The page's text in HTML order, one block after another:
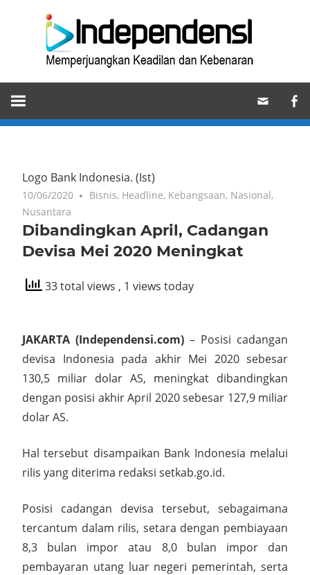
Memperjuangkan
Keadilan
dan
Logo Bank Indonesia. (Ist)
10/06/2020 Bisnis, Headline, Kebangsaan, Nasional,
Nusantara
Dibandingkan April, Cadangan
Devisa Mei 2020 Meningkat
33 total views , 1 views today
JAKARTA (Independensi.com) – Posisi cadangan
devisa Indonesia pada akhir Mei 2020 sebesar
130,5 miliar dolar AS, meningkat dibandingkan
dengan posisi akhir April 2020 sebesar 127,9 miliar
dolar AS.
Hal tersebut disampaikan Bank Indonesia melalui
rilis yang diterima redaksi setkab.go.id.
Posisi cadangan devisa tersebut, sebagaimana
tercantum dalam rilis, setara dengan pembiayaan
8,3 bulan impor atau 8,0 bulan impor dan
pembayaran utang luar negeri pemerintah, serta